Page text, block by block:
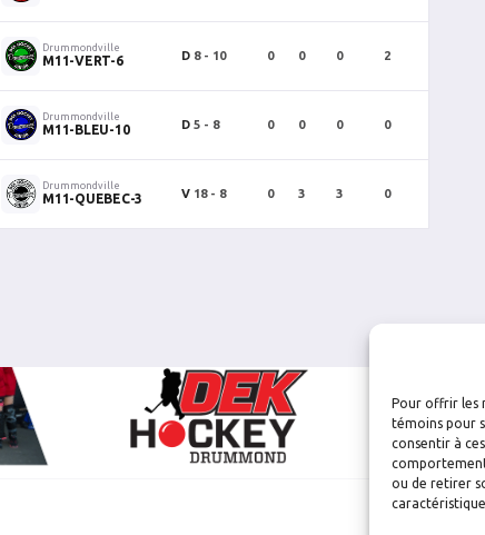
Pour offrir les
témoins pour
consentir à
ou de retirer
Drummondville
M11-VERT-6 D 8 - 10 0 0 0 2
Drummondville
M11-BLEU-10 D 5 - 8 0 0 0 0
Drummondville
M11-QUEBEC-3 V 18 - 8 0 3 3 0